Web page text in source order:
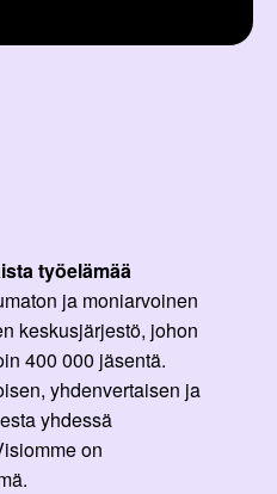
työelämää
ja moniarvoinen
keskusjärjestö, johon
400 000 jäsentä.
yhdenvertaisen ja
yhdessä
on